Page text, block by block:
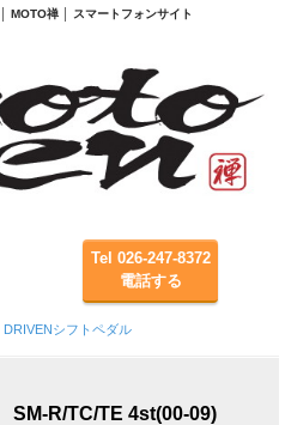
MOTO禅 │ スマートフォンサイト
Tel 026-247-8372
電話する
DRIVENシフトペダル
R/TC/TE 4st(00-09)